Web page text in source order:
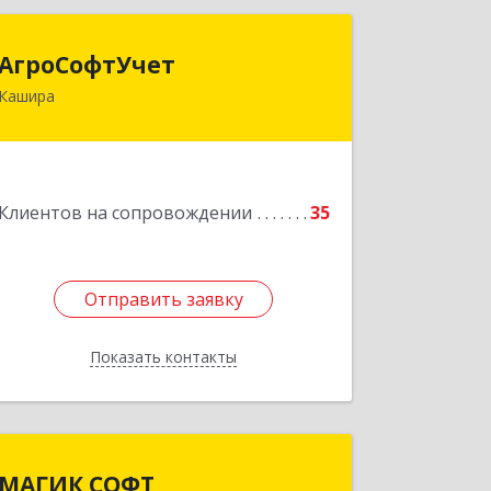
Кашира
Клиентов на сопровождении 35
Отправить заявку
Показать контакты
142932, Московская обл, г.о.Кашира,
Отправить заявку
Назад
МАГИК СОФТ